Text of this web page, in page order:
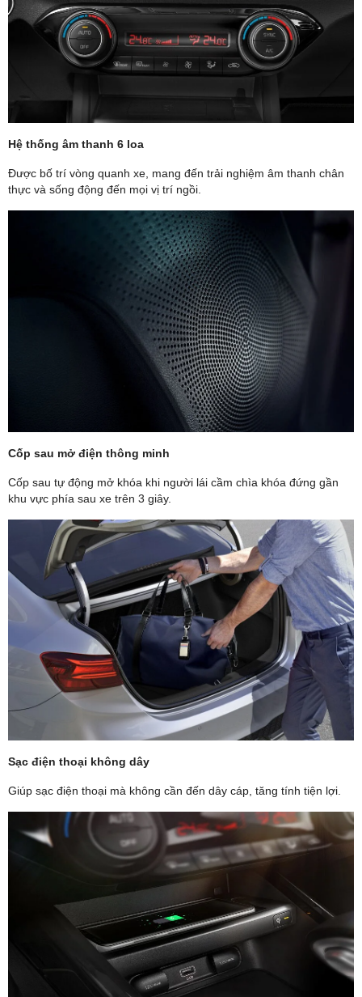
Hệ thống âm thanh 6 loa
Được bố trí vòng quanh xe, mang đến trải nghiệm âm thanh chân
thực và sống động đến mọi vị trí ngồi.
Cốp sau mở điện thông minh
Cốp sau tự động mở khóa khi người lái cầm chìa khóa đứng gần
khu vực phía sau xe trên 3 giây.
Sạc điện thoại không dây
Giúp sạc điện thoại mà không cần đến dây cáp, tăng tính tiện lợi.